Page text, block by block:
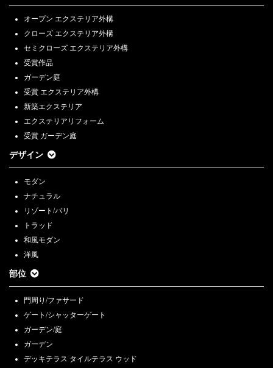
オープン エクステリア外構
クローズ エクステリア外構
セミクローズ エクステリア外構
受賞作品
ガーデン庭
受賞 エクステリア外構
新築エクステリア
エクステリアリフォーム
受賞 ガーデン庭
デザイン
モダン
ナチュラル
リゾート/バリ
トラッド
和風モダン
洋風
部位
門周り/ファサード
ゲート/シャッターゲート
ガーデン/庭
ガーデン
デッキテラス タイルテラス ウッド